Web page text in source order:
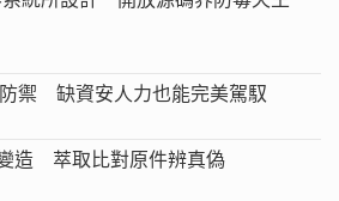
禦 缺資安人力也能完美駕馭
造 萃取比對原件辨真偽